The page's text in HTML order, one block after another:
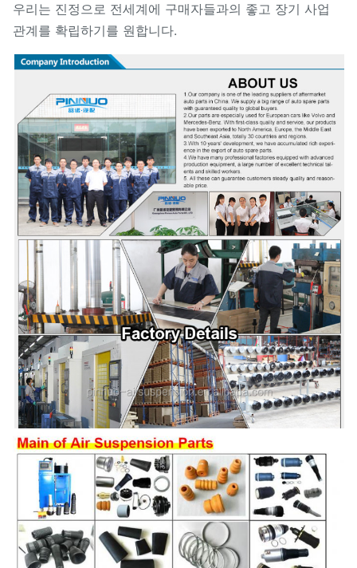
우리는 진정으로 전세계에 구매자들과의 좋고 장기 사업
관계를 확립하기를 원합니다.